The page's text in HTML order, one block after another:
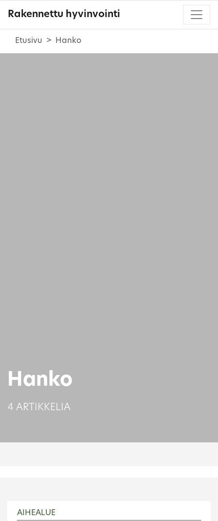
Rakennettu hyvinvointi
Etusivu Hanko
Hanko
4 ARTIKKELIA
AIHEALUE